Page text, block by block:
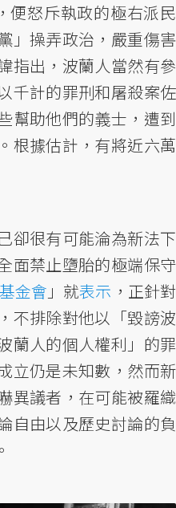
便怒斥執政的極右派民
」操弄政治，嚴重傷害
指出，波蘭人當然有參
千計的罪刑和屠殺案佐
幫助他們的義士，遭到
根據估計，有將近六萬
卻很有可能淪為新法下
面禁止墮胎的極端保守
金會 」就表示 ，正針對
不排除對他以「毀謗波
蘭人的個人權利」的罪
立仍是未知數，然而新
異議者，在可能被羅織
自由以及歷史討論的負